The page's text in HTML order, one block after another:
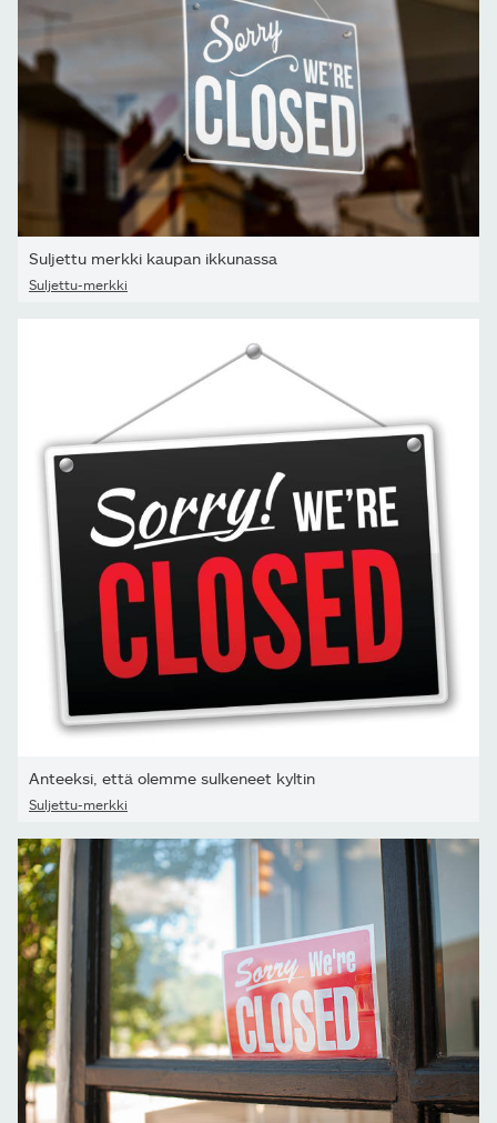
Suljettu merkki kaupan ikkunassa
Suljettu-merkki
Anteeksi, että olemme sulkeneet kyltin
Suljettu-merkki